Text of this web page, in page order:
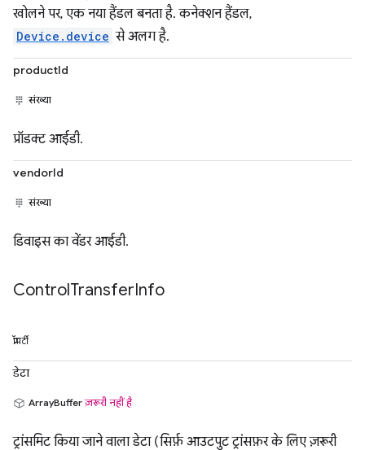
खोलने पर, एक नया हैंडल बनता है. कनेक्शन हैंडल,
Device.device से अलग है.
productId
संख्या
प्रॉडक्ट आईडी.
vendorId
संख्या
डिवाइस का वेंडर आईडी.
ControlTransferInfo
प्रॉपर्टी
डेटा
ArrayBufferज़रूरी नहीं है
ट्रांसमिट किया जाने वाला डेटा (सिर्फ़ आउटपुट ट्रांसफ़र के लिए ज़रूरी